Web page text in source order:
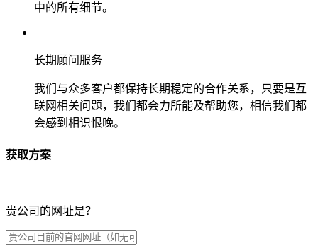
中的所有细节。
长期顾问服务
我们与众多客户都保持长期稳定的合作关系，只要是互
联网相关问题，我们都会力所能及帮助您，相信我们都
会感到相识恨晚。
获取方案
贵公司的网址是？